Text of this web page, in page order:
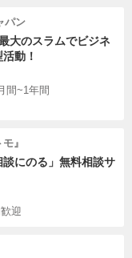
パン
大のスラムでビジネ
動！
間~1年間
』
にのる」無料相談サ
迎